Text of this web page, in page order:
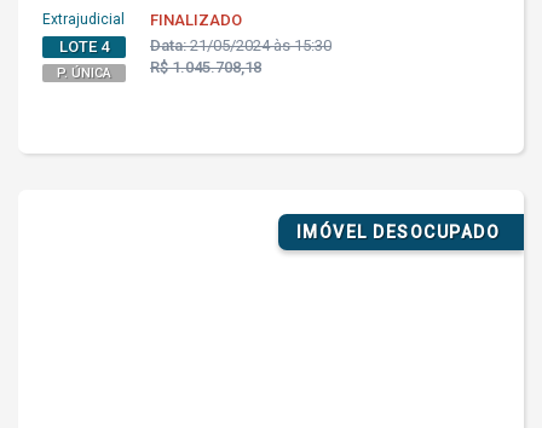
Extrajudicial
LOTE 4
P. ÚNICA
FINALIZADO
Data:21/05/2024 às 15:30
R$ 1.045.708,18
IMÓVEL DESOCUPADO